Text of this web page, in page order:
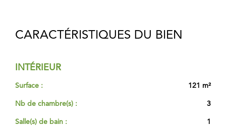
CARACTÉRISTIQUES DU BIEN
INTÉRIEUR
Surface : 121 m²
Nb de chambre(s) : 3
Salle(s) de bain : 1